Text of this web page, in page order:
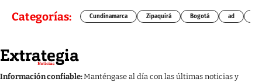
Categorías: Cundinamarca Zipaquirá Bogotá ad
Información confiable:Manténgase al día con las últimas noticias y